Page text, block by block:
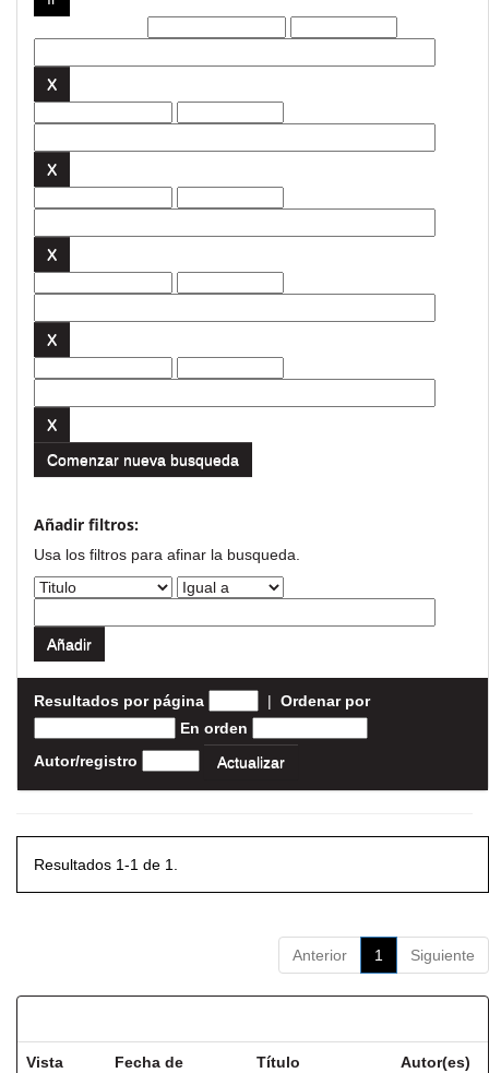
Comenzar nueva busqueda
Añadir filtros:
Usa los filtros para afinar la busqueda.
Resultados por página | Ordenar por
En orden
Autor/registro
Resultados 1-1 de 1.
Anterior 1 Siguiente
Vista
Fecha de
Título Autor(es)